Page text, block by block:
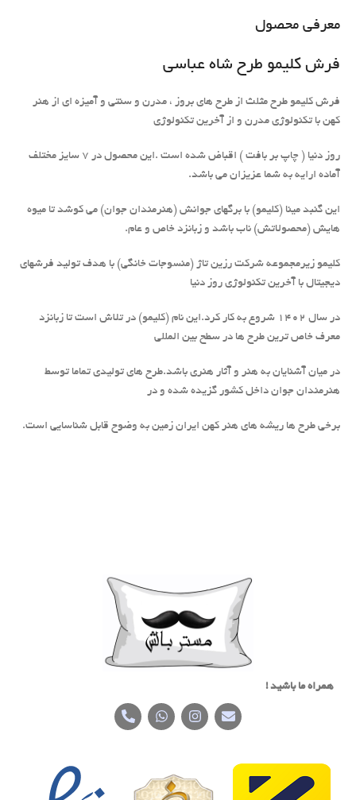
معرفی محصول
فرش کلیمو طرح شاه عباسی
فرش کلیمو طرح مثلث از طرح های بروز ، مدرن و سنتی و آمیزه ای از هنر
کهن با تکنولوژی مدرن و از آخرین تکنولوژی
روز دنیا ( چاپ بر بافت ) اقباض شده است .این محصول در 7 سایز مختلف
آماده ارایه به شما عزیزان می باشد.
این گنبد مینا (کلیمو) با برگهای جوانش (هنرمندان جوان) می کوشد تا میوه
هایش (محصولاتش) ناب باشد و زبانزد خاص و عام.
کلیمو زیرمجموعه شرکت رزین تاژ (منسوجات خانگی) با هدف تولید فرشهای
دیجیتال با آخرین تکنولوژی روز دنیا
در سال 1402 شروع به کار کرد.این نام (کلیمو) در تلاش است تا زبانزد
معرف خاص ترین طرح ها در سطح بین المللی
در میان آشنایان به هنر و آثار هنری باشد.طرح های تولیدی تماما توسط
هنرمندان جوان داخل کشور گزیده شده و در
برخی طرح ها ریشه های هنر کهن ایران زمین به وضوح قابل شناسایی است.
همراه ما باشید !